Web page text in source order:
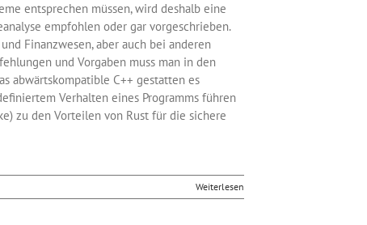
entsprechen müssen, wird deshalb eine
empfohlen oder gar vorgeschrieben.
Finanzwesen, aber auch bei anderen
und Vorgaben muss man in den
abwärtskompatible C++ gestatten es
Verhalten eines Programms führen
zu den Vorteilen von Rust für die sichere
Weiterlesen